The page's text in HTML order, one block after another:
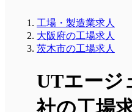
工場・製造業求人
大阪府の工場求人
茨木市の工場求人
UTエージ